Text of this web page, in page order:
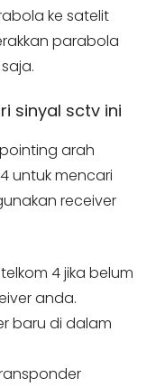
ke satelit
parabola
sinyal sctv ini
arah
untuk mencari
receiver
4 jika belum
anda.
baru di dalam